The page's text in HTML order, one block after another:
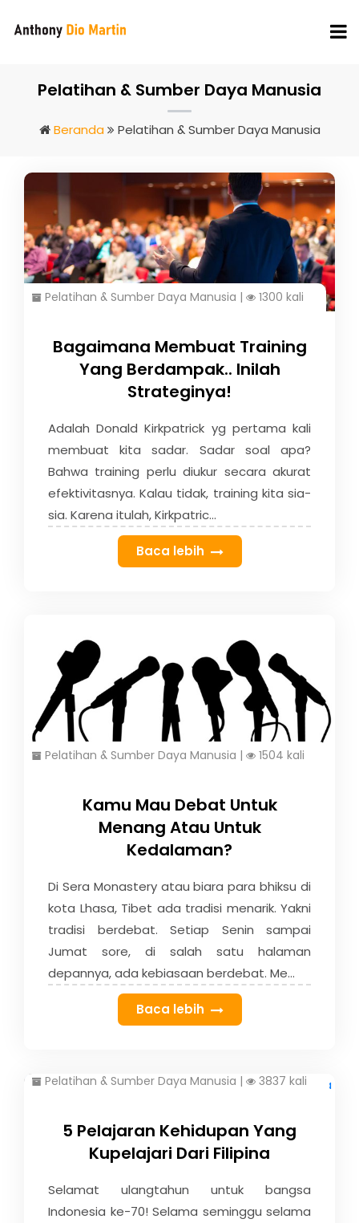
Pelatihan & Sumber Daya Manusia
Beranda Pelatihan & Sumber Daya Manusia
Pelatihan & Sumber Daya Manusia | 1300 kali
Bagaimana Membuat Training
Yang Berdampak.. Inilah
Strateginya!
Adalah Donald Kirkpatrick yg pertama kali
membuat kita sadar. Sadar soal apa?
Bahwa training perlu diukur secara akurat
efektivitasnya. Kalau tidak, training kita sia-
sia. Karena itulah, Kirkpatric...
Baca lebih
Pelatihan & Sumber Daya Manusia | 1504 kali
Kamu Mau Debat Untuk
Menang Atau Untuk
Kedalaman?
Di Sera Monastery atau biara para bhiksu di
kota Lhasa, Tibet ada tradisi menarik. Yakni
tradisi berdebat. Setiap Senin sampai
Jumat sore, di salah satu halaman
depannya, ada kebiasaan berdebat. Me...
Baca lebih
Pelatihan & Sumber Daya Manusia | 3837 kali
5 Pelajaran Kehidupan Yang
Kupelajari Dari Filipina
Selamat ulangtahun untuk bangsa
Indonesia ke-70! Selama seminggu selama